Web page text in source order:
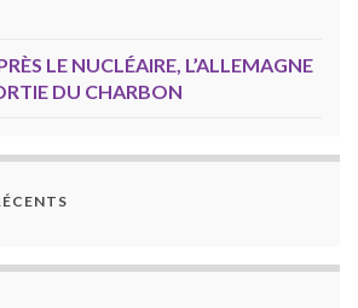
LE NUCLÉAIRE, L’ALLEMAGNE
DU CHARBON